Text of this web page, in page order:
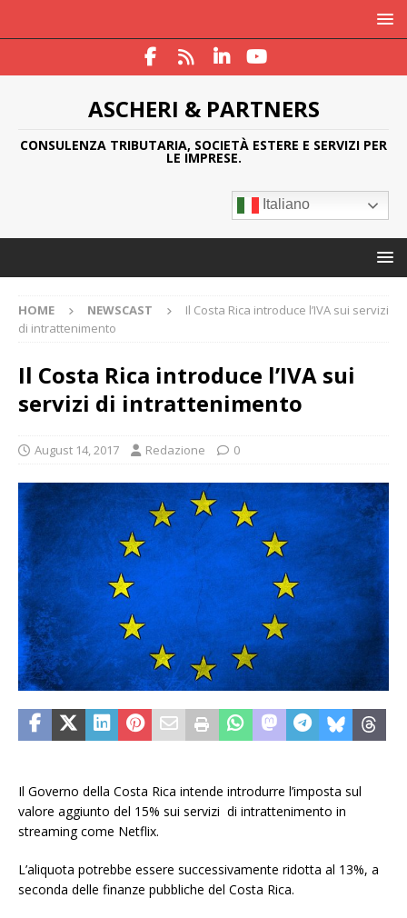
ASCHERI & PARTNERS
CONSULENZA TRIBUTARIA, SOCIETÀ ESTERE E SERVIZI PER
LE IMPRESE.
Italiano
HOME NEWSCAST
Il Costa Rica introduce l’IVA sui servizi
di intrattenimento
Il Costa Rica introduce l’IVA sui
servizi di intrattenimento
August 14, 2017 Redazione 0
Il Governo della Costa Rica intende introdurre l’imposta sul
valore aggiunto del 15% sui servizi di intrattenimento in
streaming come Netflix.
L’aliquota potrebbe essere successivamente ridotta al 13%, a
seconda delle finanze pubbliche del Costa Rica.